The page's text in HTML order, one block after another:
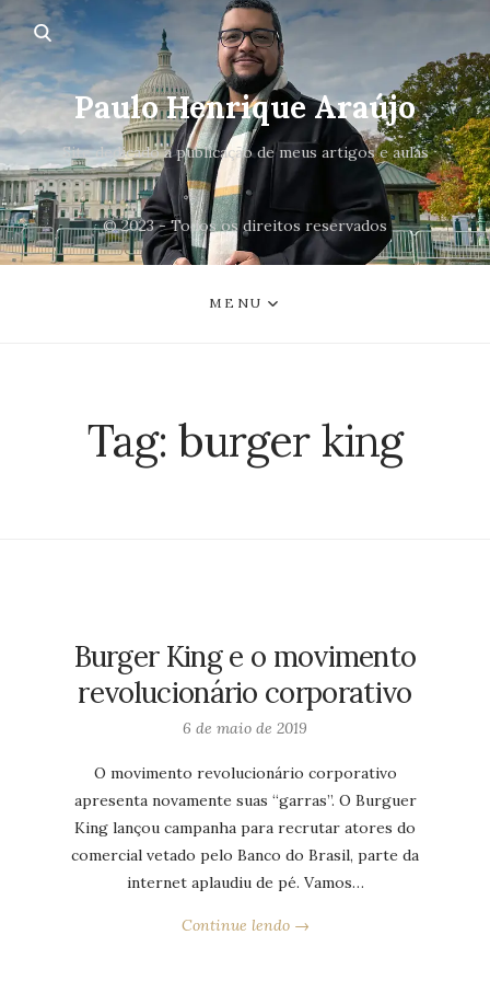
Paulo Henrique Araújo
Site dedicado a publicação de meus artigos e aulas
© 2023 - Todos os direitos reservados
MENU
Tag:burger king
Burger King e o movimento
revolucionário corporativo
6 de maio de 2019
O movimento revolucionário corporativo
apresenta novamente suas “garras”. O Burguer
King lançou campanha para recrutar atores do
comercial vetado pelo Banco do Brasil, parte da
internet aplaudiu de pé. Vamos…
Continue lendo →